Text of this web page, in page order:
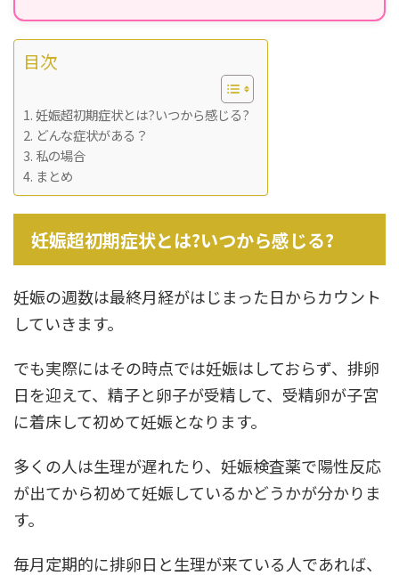
目次
妊娠超初期症状とは?いつから感じる?
どんな症状がある？
私の場合
まとめ
妊娠超初期症状とは?いつから感じる?
妊娠の週数は最終月経がはじまった日からカウント
していきます。
でも実際にはその時点では妊娠はしておらず、排卵
日を迎えて、精子と卵子が受精して、受精卵が子宮
に着床して初めて妊娠となります。
多くの人は生理が遅れたり、妊娠検査薬で陽性反応
が出てから初めて妊娠しているかどうかが分かりま
す。
毎月定期的に排卵日と生理が来ている人であれば、